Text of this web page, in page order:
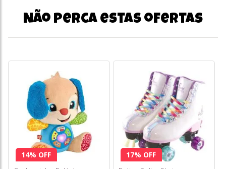
Não perca estas ofertas
14% OFF
17% OFF